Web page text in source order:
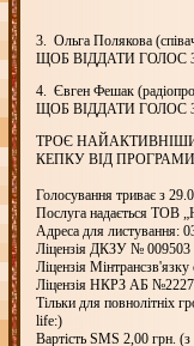
3. Ольга Полякова
ЩОБ ВІДДАТИ ГОЛОС ЗА
4. Євген Фешак
ЩОБ ВІДДАТИ ГОЛОС ЗА
ТРОЄ
КЕПКУ ВІД ПРОГРАМИ
Голосування триває з
Послуга надається ТОВ
Адреса для листування:
Ліцензія ДКЗУ № 009503
Ліцензія
Ліцензія НКРЗ АБ
Тільки для
life:)
Вартість SMS 2,00 грн.